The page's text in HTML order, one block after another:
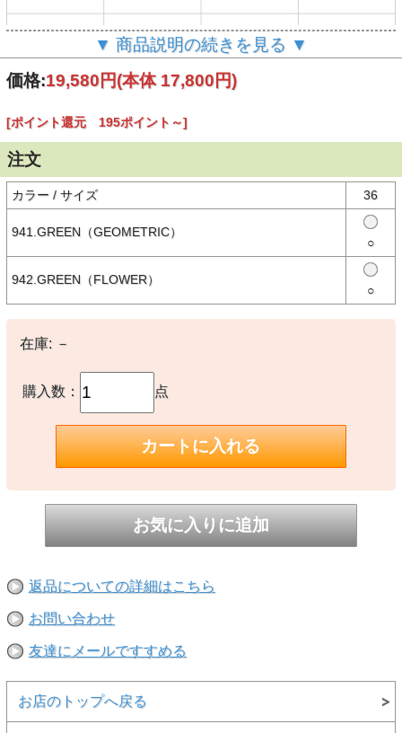
（単位：cm）
【商品説明】
＜デザイン＞
- ストレートシルエットのイージーパンツ
- ゴムウエストにドローコードを通したイージー仕様
- ブランドオリジナルのバティック柄
- すっきりとした裾丈
- しなやかで程よくハリのあるコットンブロード
- 軽量
○本体：コットン100%
【生産国】
【備考】
※撮影時の環境やご使用のPCモニター等の環境により実際の色味と
多少異なる場合があります。
※当店取扱い商品は一部店頭在庫と共有をしております。
ご注文時に「在庫あり」の表示でも、実際は売り違いにより欠品が発
生し、やむをえずご注文をキャンセルさせていただく場合がございま
す。完売や欠品の場合は大変ご迷惑をおかけしますが、予めご了承の
--
▼ 商品説明の続きを見る ▼
価格:19,580円(本体 17,800円)
[ポイント還元 195ポイント～]
注文
カラー / サイズ 36
941.GREEN（GEOMETRIC）
○
942.GREEN（FLOWER）
○
在庫: －
購入数： 点
返品についての詳細はこちら
お問い合わせ
友達にメールですすめる
お店のトップへ戻る